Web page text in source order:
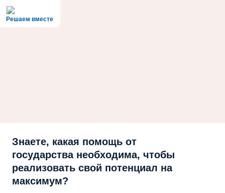
Решаем вместе
Знаете, какая помощь от
государства необходима, чтобы
реализовать свой потенциал на
максимум?